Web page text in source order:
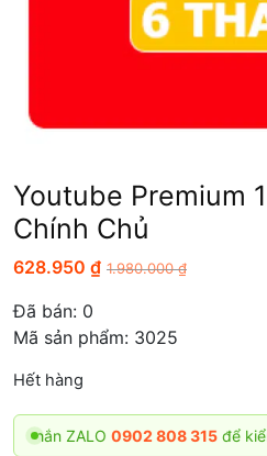
Youtube Premium
Chính Chủ
628.950 ₫ 1.980.000₫
Đã bán: 0
Mã sản phẩm: 3025
Hết hàng
ZALO0902 808 315để kiểm